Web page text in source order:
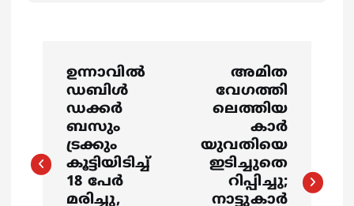
t
ഉന്നാവിൽ
ഡബിൾ
ഡക്കർ
ബസും
ട്രക്കും
കൂട്ടിയിടിച്ച്
18 പേർ
മരിച്ചു,
അമിത
വേഗത്തി
ലെത്തിയ
കാർ
യുവതിയെ
ഇടിച്ചുതെ
റിപ്പിച്ചു;
നാട്ടുകാർ